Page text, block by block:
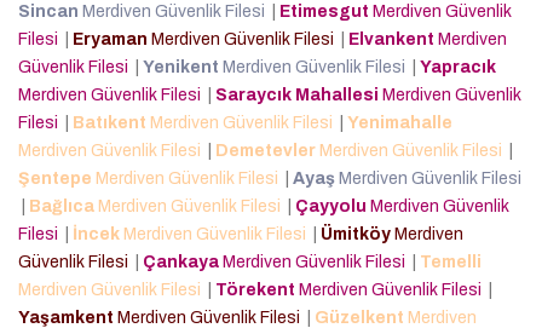
Sincan Merdiven Güvenlik Filesi Etimesgut Merdiven Güvenlik
Filesi
Eryaman Merdiven Güvenlik Filesi Elvankent Merdiven
Güvenlik Filesi
Yenikent Merdiven Güvenlik Filesi
Yapracık
Merdiven Güvenlik Filesi
Saraycık Mahallesi Merdiven Güvenlik
Filesi
Batıkent Merdiven Güvenlik Filesi
Yenimahalle
Merdiven Güvenlik Filesi
Demetevler Merdiven Güvenlik Filesi
Şentepe Merdiven Güvenlik Filesi Ayaş Merdiven Güvenlik Filesi
Bağlıca Merdiven Güvenlik Filesi Çayyolu Merdiven Güvenlik
Filesi
İncek Merdiven Güvenlik Filesi Ümitköy Merdiven
Güvenlik Filesi
Çankaya Merdiven Güvenlik Filesi
Temelli
Merdiven Güvenlik Filesi
Törekent Merdiven Güvenlik Filesi
Yaşamkent Merdiven Güvenlik Filesi Güzelkent Merdiven